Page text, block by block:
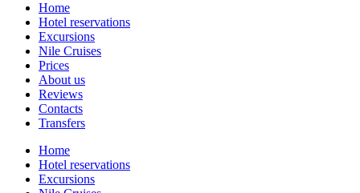
Home
Hotel reservations
Excursions
Nile Cruises
Prices
About us
Reviews
Contacts
Transfers
Home
Hotel reservations
Excursions